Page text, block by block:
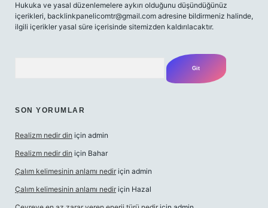
Hukuka ve yasal düzenlemelere aykırı olduğunu düşündüğünüz
içerikleri, backlinkpanelicomtr@gmail.com adresine bildirmeniz halinde,
ilgili içerikler yasal süre içerisinde sitemizden kaldırılacaktır.
SON YORUMLAR
Realizm nedir din için admin
Realizm nedir din için Bahar
Çalım kelimesinin anlamı nedir için admin
Çalım kelimesinin anlamı nedir için Hazal